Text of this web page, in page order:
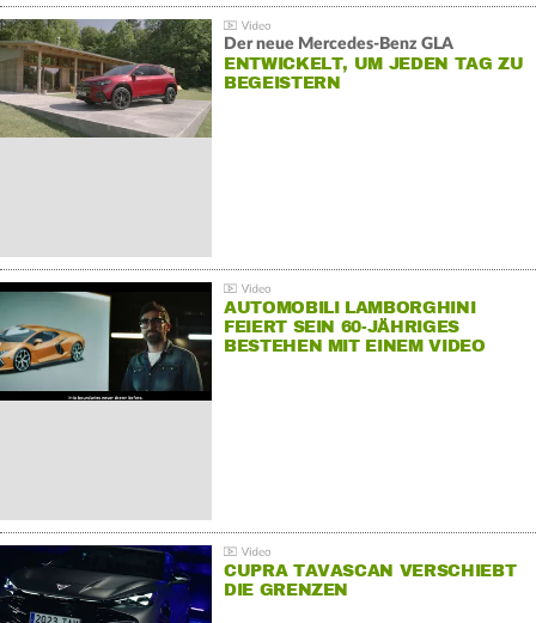
Der neue Mercedes-Benz GLA
ENTWICKELT, UM JEDEN TAG ZU
BEGEISTERN
AUTOMOBILI LAMBORGHINI
FEIERT SEIN 60-JÄHRIGES
BESTEHEN MIT EINEM VIDEO
CUPRA TAVASCAN VERSCHIEBT
DIE GRENZEN